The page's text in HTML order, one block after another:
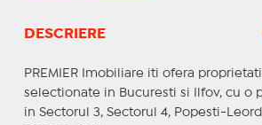
DESCRIERE
PREMIER Imobiliare iti ofera
selectionate in Bucuresti si Ilfov, cu o
in Sectorul 3, Sectorul 4, Popesti-